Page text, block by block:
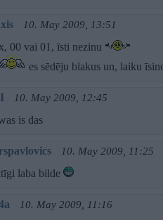
10. May 2009, 13:51
00 vai 01, īsti nezinu
es sēdēju blakus un, laiku
10. May 2009, 12:45
is das
10. May 2009, 11:25
laba bilde
10. May 2009, 11:16